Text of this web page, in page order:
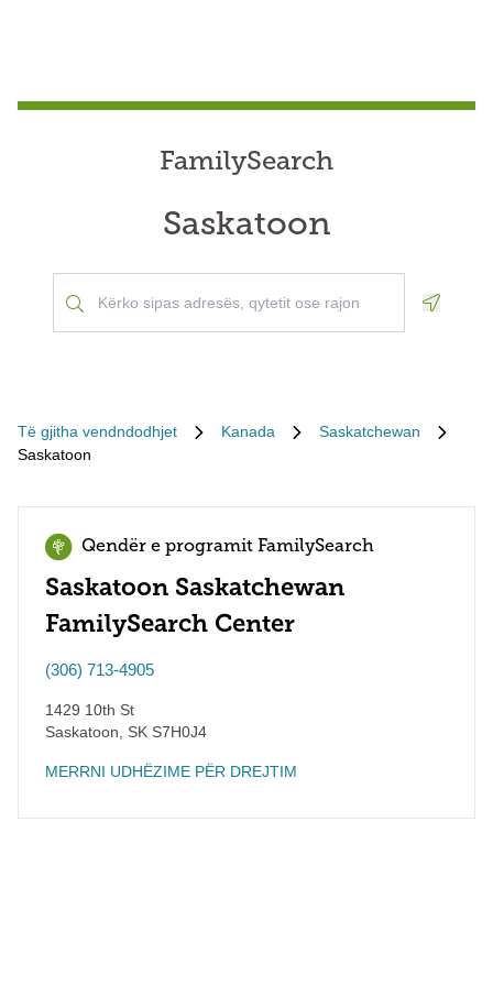
FamilySearch
Saskatoon
Të gjitha vendndodhjet Kanada
Saskatchewan
Saskatoon
Qendër e programit FamilySearch
Saskatoon Saskatchewan
FamilySearch Center
(306) 713-4905
1429 10th St
Saskatoon
SK S7H0J4
MERRNI UDHËZIME PËR DREJTIM